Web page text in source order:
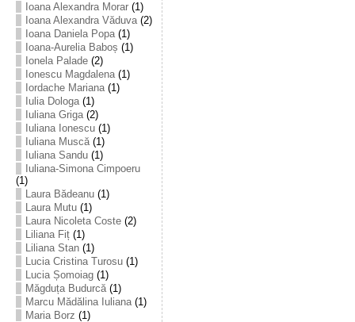
Ioana Alexandra Morar(1)
Ioana Alexandra Văduva(2)
Ioana Daniela Popa(1)
Ioana-Aurelia Baboș (1)
Ionela Palade(2)
Ionescu Magdalena(1)
Iordache Mariana(1)
Iulia Dologa(1)
Iuliana Griga(2)
Iuliana Ionescu(1)
Iuliana Muscă(1)
Iuliana Sandu(1)
Iuliana-Simona Cimpoeru
(1)
Laura Bădeanu(1)
Laura Mutu(1)
Laura Nicoleta Coste(2)
Liliana Fiț(1)
Liliana Stan(1)
Lucia Cristina Turosu(1)
Lucia Șomoiag(1)
Măgduța Budurcă(1)
Marcu Mădălina Iuliana(1)
Maria Borz (1)